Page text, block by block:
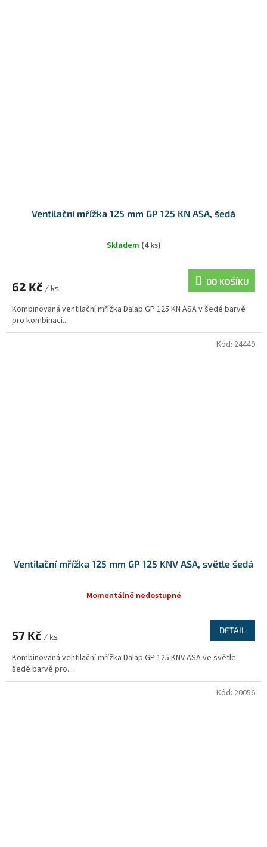
Ventilační mřížka 125 mm GP 125 KN ASA, šedá
Skladem (4 ks)
62 Kč / ks
DO KOŠÍKU
Kombinovaná ventilační mřížka Dalap GP 125 KN ASA v šedé barvě
pro kombinaci...
Ventilační mřížka 125 mm GP 125 KNV ASA, světle šedá
Momentálně nedostupné
57 Kč / ks
DETAIL
Kombinovaná ventilační mřížka Dalap GP 125 KNV ASA ve světle
šedé barvě pro...
Kód: 24449
Kód: 20056